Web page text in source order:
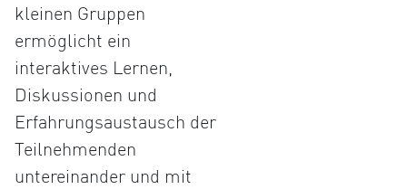
kleinen Gruppen
ermöglicht ein
interaktives Lernen,
Diskussionen und
Erfahrungsaustausch der
Teilnehmenden
untereinander und mit